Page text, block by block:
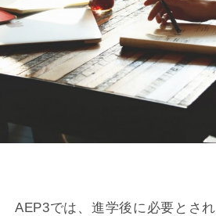
AEP3では、進学後に必要とされ